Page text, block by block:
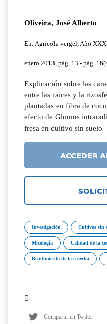
Oliveira, José Alberto
En: Agrícola vergel, Año
enero 2013, pág. 13 - pág.
Explicación sobre las
entre las raíces y la
plantadas en fibra de
efecto de Glomus
fresa en cultivo sin suelo
ACCEDER
Investigación Cultivos sin
Micología Calidad de la
Rendimiento de la cosecha
Compartir en Twitter